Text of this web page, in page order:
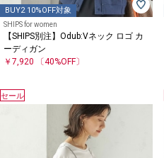
BUY2 10%OFF対象
SHIPS for women
【SHIPS別注】Odub:Vネック ロゴ カ
ーディガン
￥7,920 〔40%OFF〕
セール